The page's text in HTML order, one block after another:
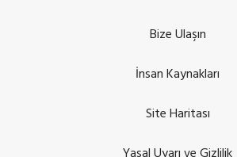
Bize Ulaşın
İnsan Kaynakları
Site Haritası